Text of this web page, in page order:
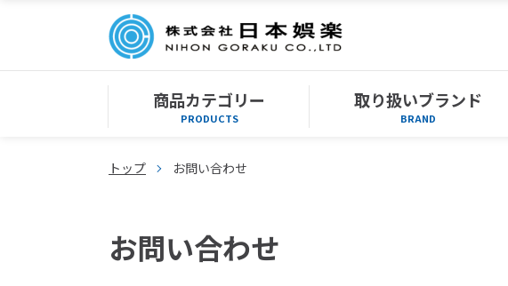
商品カテゴリー
PRODUCTS
取り扱いブランド
BRAND
トップ お問い合わせ
お問い合わせ